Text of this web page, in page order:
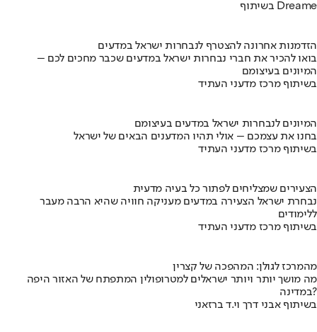
בשיתוף Dreame
הזדמנות אחרונה להצטרף לנבחרות ישראל במדעים
בואו להכיר את חברי נבחרות ישראל במדעים שכבר מחכים לכם –
המיונים בעיצומם
בשיתוף מרכז מדעני העתיד
המיונים לנבחרות ישראל במדעים בעיצומם
בחנו את עצמכם – אולי תהיו המדענים הבאים של ישראל
בשיתוף מרכז מדעני העתיד
הצעירים שמצליחים לפתור כל בעיה מדעית
נבחרת ישראל הצעירה במדעים מעניקה חוויה שהיא הרבה מעבר
ללימודים
בשיתוף מרכז מדעני העתיד
מהמרכז לגולן: המהפכה של קצרין
מה מושך יותר ויותר ישראלים למטרופולין המתפתח של האזור היפה
במדינה?
בשיתוף אבני דרך וי.ד ברזאני